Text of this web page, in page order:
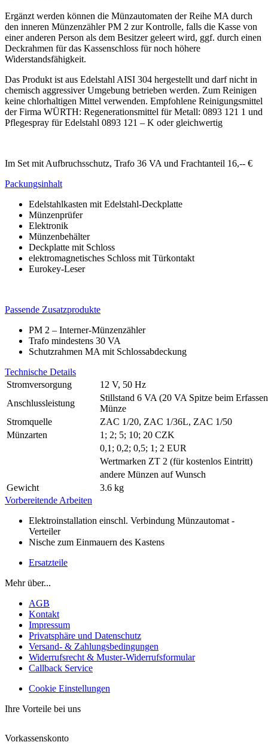
Ergänzt werden können die Münzautomaten der Reihe MA durch
den inneren Münzenzähler PM 2 zur Kontrolle, falls die Kasse von
einer anderen Person als dem Besitzer geleert wird, ggf. durch einen
Deckrahmen für das Kassenschloss für noch höhere
Widerstandsfähigkeit.
Das Produkt ist aus Edelstahl AISI 304 hergestellt und darf nicht in
chemisch aggressiver Umgebung betrieben werden. Zum Reinigen
keine chlorhaltigen Mittel verwenden. Empfohlene Reinigungsmittel
der Firma WÜRTH: Regenerationsmittel für Metall: 0893 121 1 und
Pflegespray für Edelstahl 0893 121 – K oder gleichwertig
Im Set mit Aufbruchsschutz, Trafo 36 VA und Frachtanteil 16,-- €
Packungsinhalt
Edelstahlkasten mit Edelstahl-Deckplatte
Münzenprüfer
Elektronik
Münzenbehälter
Deckplatte mit Schloss
elektromagnetisches Schloss mit Türkontakt
Eurokey-Leser
Passende Zusatzprodukte
PM 2 – Interner-Münzenzähler
Trafo mindestens 30 VA
Schutzrahmen MA mit Schlossabdeckung
Technische Details
Stromversorgung
12 V, 50 Hz
Anschlussleistung
Stillstand 6 VA (20 VA Spitze beim
Münze
Stromquelle
ZAC 1/20, ZAC 1/36L, ZAC 1/50
Münzarten
1; 2; 5; 10; 20 CZK
0,1; 0,2; 0,5; 1; 2 EUR
Wertmarken ZT 2 (für kostenlos Eintritt)
andere Münzen auf Wunsch
Gewicht
3.6 kg
Vorbereitende Arbeiten
Elektroinstallation einschl. Verbindung Münzautomat -
Verteiler
Nische zum Einmauern des Kastens
Ersatzteile
Mehr über...
AGB
Kontakt
Impressum
Privatsphäre und Datenschutz
Versand- & Zahlungsbedingungen
Widerrufsrecht & Muster-Widerrufsformular
Callback Service
Cookie Einstellungen
Ihre Vorteile bei uns
Vorkassenskonto